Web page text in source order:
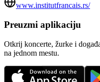
www.institutfrancais.rs/
Preuzmi aplikaciju
Otkrij koncerte, žurke i
na jednom mestu.